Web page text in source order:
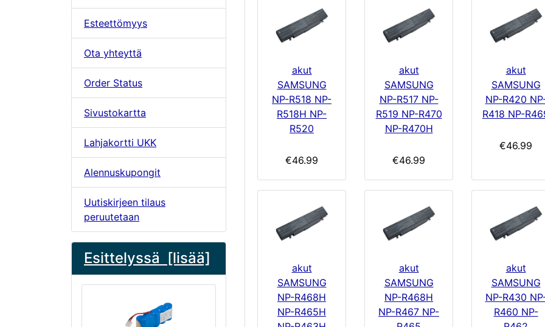
Esteettömyys
Ota yhteyttä
Order Status
Sivustokartta
Lahjakortti UKK
Alennuskupongit
Uutiskirjeen tilaus
peruutetaan
Esittelyssä [lisää]
akut
SAMSUNG
NP-R518 NP-
R518H NP-
R520
€46.99
akut
SAMSUNG
NP-R517 NP-
R519 NP-R470
NP-R470H
€46.99
akut
SAMSUNG
NP-R420
R418 NP-
€46.99
akut
SAMSUNG
NP-R468H
NP-R465H
akut
SAMSUNG
NP-R468H
NP-R467 NP-
akut
SAMSUNG
NP-R430
R460 NP-